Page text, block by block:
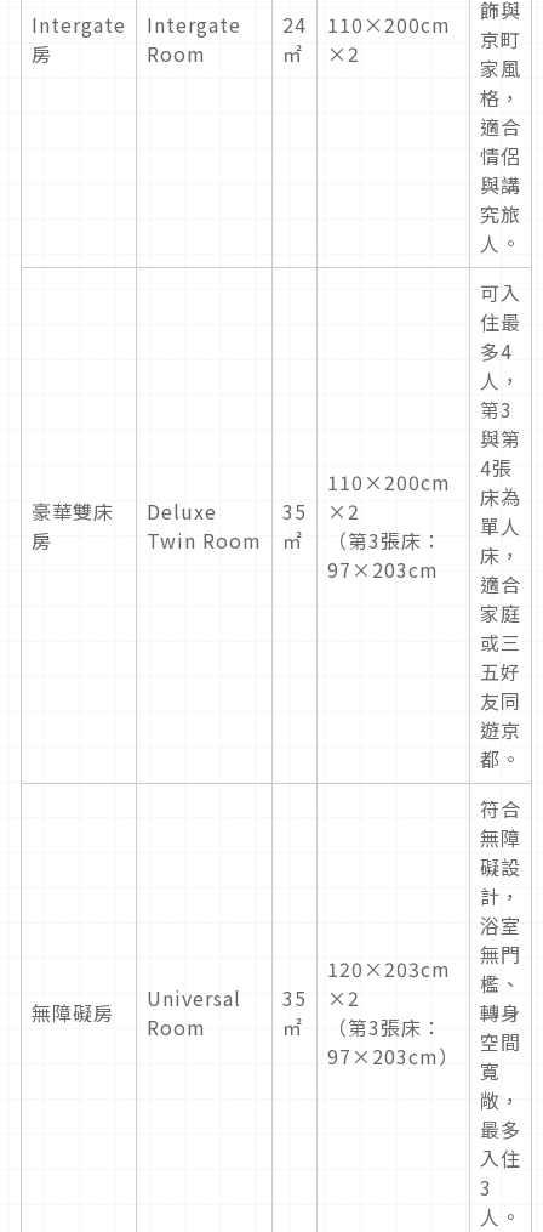
Intergate
房
Intergate
Room
24
㎡
110×200cm
×2
飾與
京町
家風
格，
適合
情侶
與講
究旅
人。
豪華雙床
房
Deluxe
Twin Room
35
㎡
110×200cm
×2
（第3張床：
97×203cm
可入
住最
多4
人，
第3
與第
4張
床為
單人
床，
適合
家庭
或三
五好
友同
遊京
都。
無障礙房
Universal
Room
35
㎡
120×203cm
×2
（第3張床：
97×203cm）
符合
無障
礙設
計，
浴室
無門
檻、
轉身
空間
寬
敞，
最多
入住
3
人。